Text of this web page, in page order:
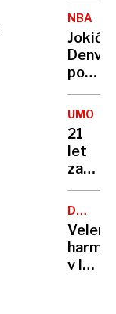
že
več
kot
1000
žrtev
NBA
Jokić
Denver
do
nove
zmage
UMOR
21
let
Bančni
s
pasom
zadavil
ženo
v lov